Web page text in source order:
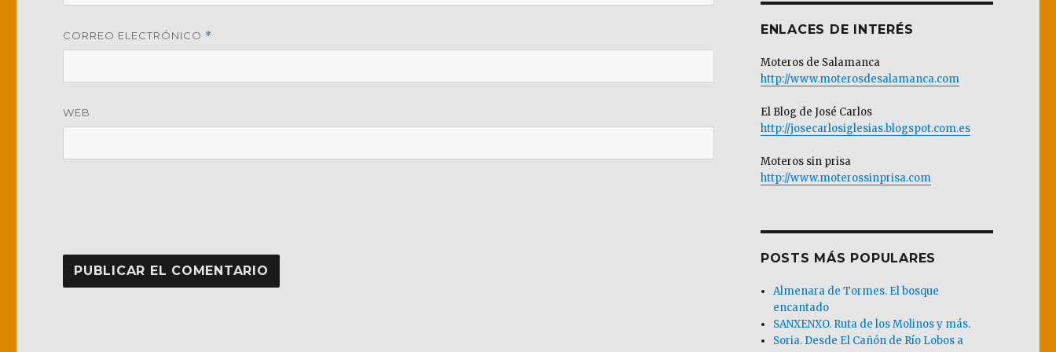
CORREO ELECTRÓNICO *
WEB
ENLACES DE INTERÉS
Moteros de Salamanca
http://www.moterosdesalamanca.com
El Blog de José Carlos
http://josecarlosiglesias.blogspot.com.es
Moteros sin prisa
http://www.moterossinprisa.com
POSTS MÁS POPULARES
Almenara de Tormes. El bosque
encantado
SANXENXO. Ruta de los Molinos y más.
Soria. Desde El Cañón de Río Lobos a